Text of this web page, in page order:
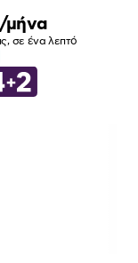
μήνα
σε ένα λεπτό